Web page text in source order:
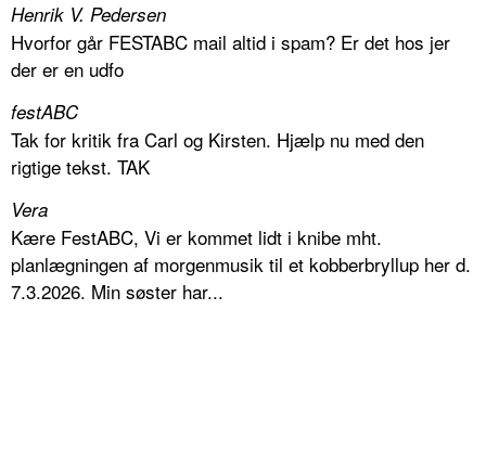
Henrik V. Pedersen
Hvorfor går FESTABC mail altid i spam? Er det hos jer
der er en udfo
festABC
Tak for kritik fra Carl og Kirsten. Hjælp nu med den
rigtige tekst. TAK
Vera
Kære FestABC, Vi er kommet lidt i knibe mht.
planlægningen af morgenmusik til et kobberbryllup her d.
7.3.2026. Min søster har...